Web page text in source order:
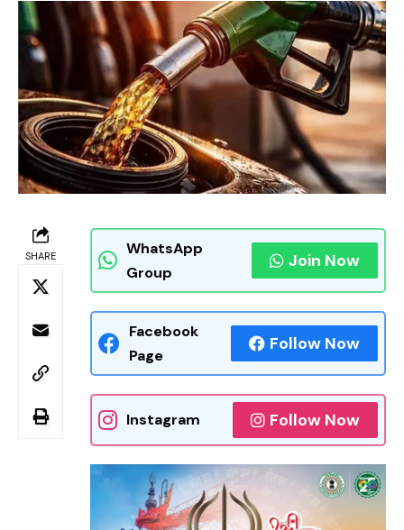
SHARE
WhatsApp
Group
Join Now
Facebook
Page
Follow Now
Instagram Follow Now